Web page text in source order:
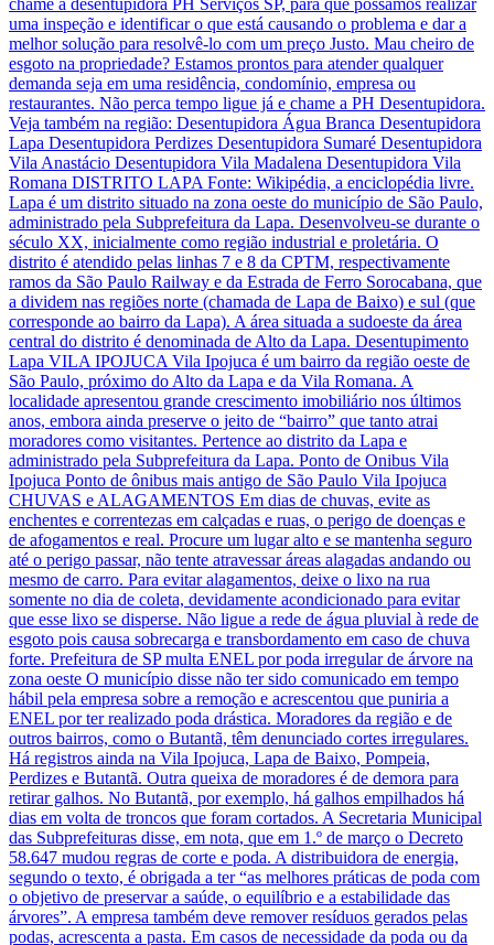
chame a desentupidora PH Serviços SP, para que possamos realizar
uma inspeção e identificar o que está causando o problema e dar a
melhor solução para resolvê-lo com um preço Justo. Mau cheiro de
esgoto na propriedade? Estamos prontos para atender qualquer
demanda seja em uma residência, condomínio, empresa ou
restaurantes. Não perca tempo ligue já e chame a PH Desentupidora.
Veja também na região: Desentupidora Água Branca Desentupidora
Lapa Desentupidora Perdizes Desentupidora Sumaré Desentupidora
Vila Anastácio Desentupidora Vila Madalena Desentupidora Vila
Romana DISTRITO LAPA Fonte: Wikipédia, a enciclopédia livre.
Lapa é um distrito situado na zona oeste do município de São Paulo,
administrado pela Subprefeitura da Lapa. Desenvolveu-se durante o
século XX, inicialmente como região industrial e proletária. O
distrito é atendido pelas linhas 7 e 8 da CPTM, respectivamente
ramos da São Paulo Railway e da Estrada de Ferro Sorocabana, que
a dividem nas regiões norte (chamada de Lapa de Baixo) e sul (que
corresponde ao bairro da Lapa). A área situada a sudoeste da área
central do distrito é denominada de Alto da Lapa. Desentupimento
Lapa VILA IPOJUCA Vila Ipojuca é um bairro da região oeste de
São Paulo, próximo do Alto da Lapa e da Vila Romana. A
localidade apresentou grande crescimento imobiliário nos últimos
anos, embora ainda preserve o jeito de “bairro” que tanto atrai
moradores como visitantes. Pertence ao distrito da Lapa e
administrado pela Subprefeitura da Lapa. Ponto de Onibus Vila
Ipojuca Ponto de ônibus mais antigo de São Paulo Vila Ipojuca
CHUVAS e ALAGAMENTOS Em dias de chuvas, evite as
enchentes e correntezas em calçadas e ruas, o perigo de doenças e
de afogamentos e real. Procure um lugar alto e se mantenha seguro
até o perigo passar, não tente atravessar áreas alagadas andando ou
mesmo de carro. Para evitar alagamentos, deixe o lixo na rua
somente no dia de coleta, devidamente acondicionado para evitar
que esse lixo se disperse. Não ligue a rede de água pluvial à rede de
esgoto pois causa sobrecarga e transbordamento em caso de chuva
forte. Prefeitura de SP multa ENEL por poda irregular de árvore na
zona oeste O município disse não ter sido comunicado em tempo
hábil pela empresa sobre a remoção e acrescentou que puniria a
ENEL por ter realizado poda drástica. Moradores da região e de
outros bairros, como o Butantã, têm denunciado cortes irregulares.
Há registros ainda na Vila Ipojuca, Lapa de Baixo, Pompeia,
Perdizes e Butantã. Outra queixa de moradores é de demora para
retirar galhos. No Butantã, por exemplo, há galhos empilhados há
dias em volta de troncos que foram cortados. A Secretaria Municipal
das Subprefeituras disse, em nota, que em 1.º de março o Decreto
58.647 mudou regras de corte e poda. A distribuidora de energia,
segundo o texto, é obrigada a ter “as melhores práticas de poda com
o objetivo de preservar a saúde, o equilíbrio e a estabilidade das
árvores”. A empresa também deve remover resíduos gerados pelas
podas, acrescenta a pasta. Em casos de necessidade da poda ou da